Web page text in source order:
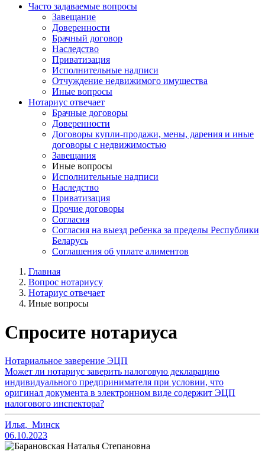
Часто задаваемые вопросы
Завещание
Доверенности
Брачный договор
Наследство
Приватизация
Исполнительные надписи
Отчуждение недвижимого имущества
Иные вопросы
Нотариус отвечает
Брачные договоры
Доверенности
Договоры купли-продажи, мены, дарения и иные
договоры с недвижимостью
Завещания
Иные вопросы
Исполнительные надписи
Наследство
Приватизация
Прочие договоры
Согласия
Согласия на выезд ребенка за пределы Республики
Беларусь
Соглашения об уплате алиментов
Главная
Вопрос нотариусу
Нотариус отвечает
Иные вопросы
Спросите нотариуса
Нотариальное заверение ЭЦП
Может ли нотариус заверить налоговую декларацию
индивидуального предпринимателя при условии, что
оригинал документа в электронном виде содержит ЭЦП
налогового инспектора?
Илья, Минск
06.10.2023